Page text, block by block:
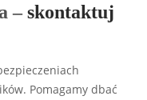
–skontaktuj
Pomagamy dbać